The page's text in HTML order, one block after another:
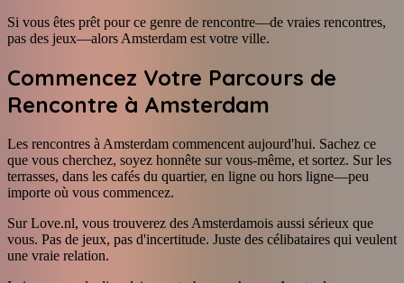
Si vous êtes prêt pour ce genre de rencontre—de vraies rencontres,
pas des jeux—alors Amsterdam est votre ville.
Commencez Votre Parcours de
Rencontre à Amsterdam
Les rencontres à Amsterdam commencent aujourd'hui. Sachez ce
que vous cherchez, soyez honnête sur vous-même, et sortez. Sur les
terrasses, dans les cafés du quartier, en ligne ou hors ligne—peu
importe où vous commencez.
Sur Love.nl, vous trouverez des Amsterdamois aussi sérieux que
vous. Pas de jeux, pas d'incertitude. Juste des célibataires qui veulent
une vraie relation.